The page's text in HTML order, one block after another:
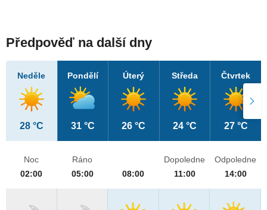
Předpověď na další dny
Neděle
28 °C
Pondělí
31 °C
Úterý
26 °C
Středa
24 °C
Čtvrtek
27 °C
Noc
02:00
Ráno
05:00
08:00
Dopoledne
11:00
Odpoledne
14:00